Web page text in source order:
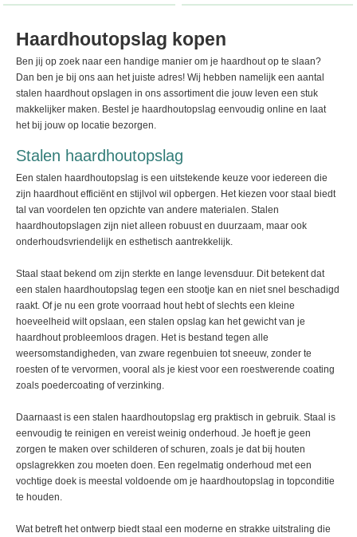
Haardhoutopslag kopen
Ben jij op zoek naar een handige manier om je haardhout op te slaan?
Dan ben je bij ons aan het juiste adres! Wij hebben namelijk een aantal
stalen haardhout opslagen in ons assortiment die jouw leven een stuk
makkelijker maken. Bestel je haardhoutopslag eenvoudig online en laat
het bij jouw op locatie bezorgen.
Stalen haardhoutopslag
Een stalen haardhoutopslag is een uitstekende keuze voor iedereen die
zijn haardhout efficiënt en stijlvol wil opbergen. Het kiezen voor staal biedt
tal van voordelen ten opzichte van andere materialen. Stalen
haardhoutopslagen zijn niet alleen robuust en duurzaam, maar ook
onderhoudsvriendelijk en esthetisch aantrekkelijk.
Staal staat bekend om zijn sterkte en lange levensduur. Dit betekent dat
een stalen haardhoutopslag tegen een stootje kan en niet snel beschadigd
raakt. Of je nu een grote voorraad hout hebt of slechts een kleine
hoeveelheid wilt opslaan, een stalen opslag kan het gewicht van je
haardhout probleemloos dragen. Het is bestand tegen alle
weersomstandigheden, van zware regenbuien tot sneeuw, zonder te
roesten of te vervormen, vooral als je kiest voor een roestwerende coating
zoals poedercoating of verzinking.
Daarnaast is een stalen haardhoutopslag erg praktisch in gebruik. Staal is
eenvoudig te reinigen en vereist weinig onderhoud. Je hoeft je geen
zorgen te maken over schilderen of schuren, zoals je dat bij houten
opslagrekken zou moeten doen. Een regelmatig onderhoud met een
vochtige doek is meestal voldoende om je haardhoutopslag in topconditie
te houden.
Wat betreft het ontwerp biedt staal een moderne en strakke uitstraling die